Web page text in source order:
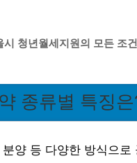
시 청년월세지원의 모든 조
종류별 특징
양 등 다양한 방식으